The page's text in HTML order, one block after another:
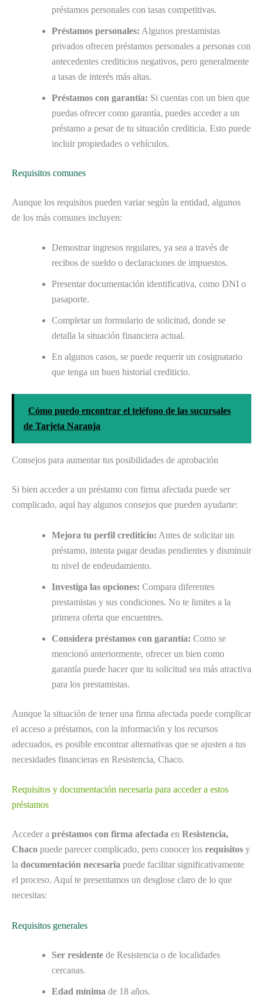
préstamos personales con tasas competitivas.
Préstamos personales: Algunos prestamistas
privados ofrecen préstamos personales a personas con
antecedentes crediticios negativos, pero generalmente
a tasas de interés más altas.
Préstamos con garantía: Si cuentas con un bien que
puedas ofrecer como garantía, puedes acceder a un
préstamo a pesar de tu situación crediticia. Esto puede
incluir propiedades o vehículos.
Requisitos comunes
Aunque los requisitos pueden variar según la entidad, algunos
de los más comunes incluyen:
Demostrar ingresos regulares, ya sea a través de
recibos de sueldo o declaraciones de impuestos.
Presentar documentación identificativa, como DNI o
pasaporte.
Completar un formulario de solicitud, donde se
detalla la situación financiera actual.
En algunos casos, se puede requerir un cosignatario
que tenga un buen historial crediticio.
Cómo puedo encontrar el teléfono de las sucursales
de Tarjeta Naranja
Consejos para aumentar tus posibilidades de aprobación
Si bien acceder a un préstamo con firma afectada puede ser
complicado, aquí hay algunos consejos que pueden ayudarte:
Mejora tu perfil crediticio: Antes de solicitar un
préstamo, intenta pagar deudas pendientes y disminuir
tu nivel de endeudamiento.
Investiga las opciones: Compara diferentes
prestamistas y sus condiciones. No te limites a la
primera oferta que encuentres.
Considera préstamos con garantía: Como se
mencionó anteriormente, ofrecer un bien como
garantía puede hacer que tu solicitud sea más atractiva
para los prestamistas.
Aunque la situación de tener una firma afectada puede complicar
el acceso a préstamos, con la información y los recursos
adecuados, es posible encontrar alternativas que se ajusten a tus
necesidades financieras en Resistencia, Chaco.
Requisitos y documentación necesaria para acceder a estos
préstamos
Acceder a préstamos con firma afectada en Resistencia,
Chaco puede parecer complicado, pero conocer los requisitos y
la documentación necesaria puede facilitar significativamente
el proceso. Aquí te presentamos un desglose claro de lo que
necesitas:
Requisitos generales
Ser residente de Resistencia o de localidades
cercanas.
Edad mínima de 18 años.